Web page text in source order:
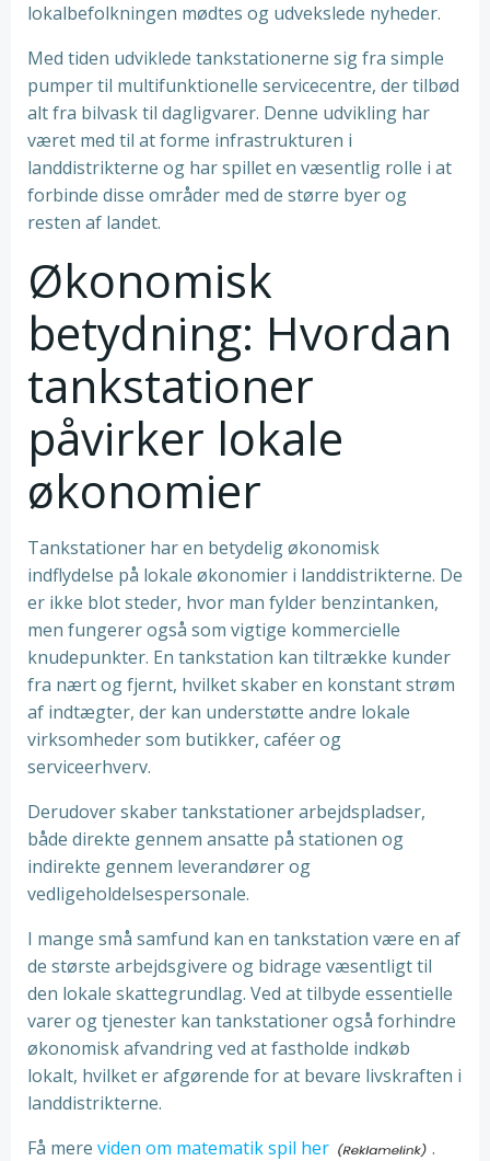
lokalbefolkningen mødtes og udvekslede nyheder.
Med tiden udviklede tankstationerne sig fra simple
pumper til multifunktionelle servicecentre, der tilbød
alt fra bilvask til dagligvarer. Denne udvikling har
været med til at forme infrastrukturen i
landdistrikterne og har spillet en væsentlig rolle i at
forbinde disse områder med de større byer og
resten af landet.
Økonomisk
betydning: Hvordan
tankstationer
påvirker lokale
økonomier
Tankstationer har en betydelig økonomisk
indflydelse på lokale økonomier i landdistrikterne. De
er ikke blot steder, hvor man fylder benzintanken,
men fungerer også som vigtige kommercielle
knudepunkter. En tankstation kan tiltrække kunder
fra nært og fjernt, hvilket skaber en konstant strøm
af indtægter, der kan understøtte andre lokale
virksomheder som butikker, caféer og
serviceerhverv.
Derudover skaber tankstationer arbejdspladser,
både direkte gennem ansatte på stationen og
indirekte gennem leverandører og
vedligeholdelsespersonale.
I mange små samfund kan en tankstation være en af
de største arbejdsgivere og bidrage væsentligt til
den lokale skattegrundlag. Ved at tilbyde essentielle
varer og tjenester kan tankstationer også forhindre
økonomisk afvandring ved at fastholde indkøb
lokalt, hvilket er afgørende for at bevare livskraften i
landdistrikterne.
Få mere viden om matematik spil her .